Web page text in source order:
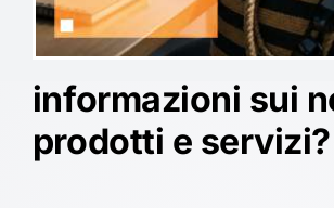
Vuoi maggiori
informazioni sui
prodotti e servizi?